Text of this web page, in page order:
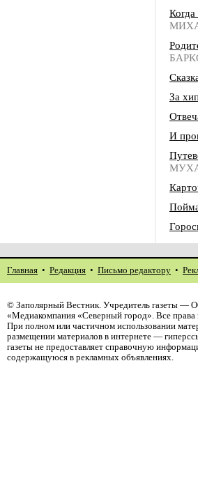
Когда
За
И
Главная • Редакция • Письмо редактору •
© Заполярный Вестник. Учредитель газеты —
«Медиакомпания «Северный город». Все
При полном или частичном использовании
размещении материалов в интернете —
газеты не предоставляет справочную
содержащуюся в рекламных объявлениях.